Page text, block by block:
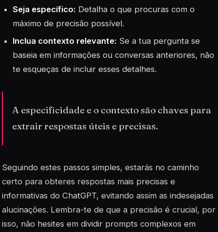
Seja específico: Detalha o que procuras com o
máximo de precisão possível.
Inclua contexto relevante: Se a tua pergunta se
baseia em informações ou conversas anteriores, não
te esqueças de incluir esses detalhes.
A especificidade e o contexto são chaves para
extrair respostas úteis e precisas.
Seguindo estes passos simples, estarás no caminho
certo para obteres respostas mais precisas e
informativas do ChatGPT, evitando assim as indesejadas
alucinações. Lembra-te de que a precisão é crucial, por
isso, não hesites em dividir prompts complexos em